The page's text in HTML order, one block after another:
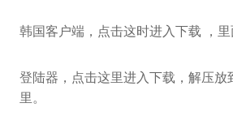
韩国客户端，点击这时进入下载 ，里
登陆器，点击这里进入下载，解压放
里。